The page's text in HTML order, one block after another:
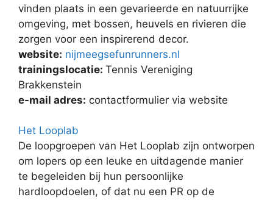
vinden plaats in een gevarieerde en natuurrijke
omgeving, met bossen, heuvels en rivieren die
zorgen voor een inspirerend decor.
website: nijmeegsefunrunners.nl
trainingslocatie: Tennis Vereniging
Brakkenstein
e-mail adres: contactformulier via website
Het Looplab
De loopgroepen van Het Looplab zijn ontworpen
om lopers op een leuke en uitdagende manier
te begeleiden bij hun persoonlijke
hardloopdoelen, of dat nu een PR op de